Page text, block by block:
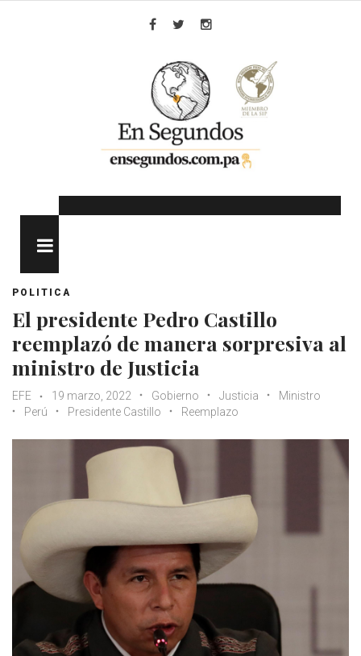
POLITICA
El presidente Pedro Castillo
reemplazó de manera sorpresiva al
ministro de Justicia
EFE 19 marzo, 2022 Gobierno Justicia
Ministro
Perú
Presidente Castillo Reemplazo